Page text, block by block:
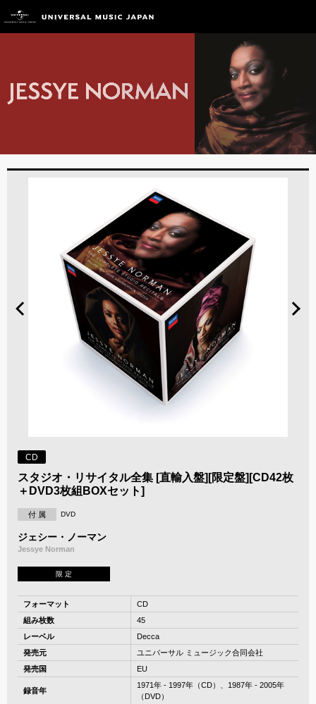
CD
スタジオ・リサイタル全集 [直輸入盤][限定盤][CD42枚
＋DVD3枚組BOXセット]
付 属 DVD
ジェシー・ノーマン
Jessye Norman
限 定
フォーマット
CD
組み枚数
45
レーベル
Decca
発売元
ユニバーサル ミュージック合同会社
発売国
EU
録音年
1971年 - 1997年（CD）、1987年 - 2005年
（DVD）